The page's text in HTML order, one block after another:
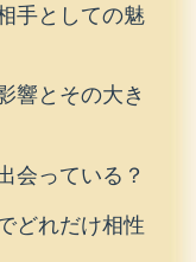
手としての魅
響とその大き
会っている？
どれだけ相性